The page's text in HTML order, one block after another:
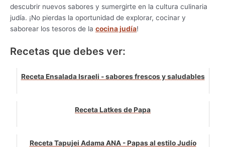
descubrir nuevos sabores y sumergirte en la cultura culinaria
judía. ¡No pierdas la oportunidad de explorar, cocinar y
saborear los tesoros de la cocina judía!
Recetas que debes ver:
Receta Ensalada Israeli - sabores frescos y saludables
Receta Latkes de Papa
Receta Tapujei Adama ANA - Papas al estilo Judío